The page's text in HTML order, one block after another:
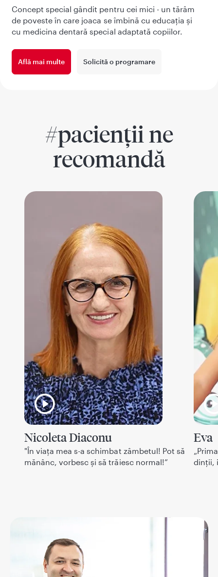
Concept special gândit pentru cei mici - un tărâm
de poveste în care joaca se îmbină cu educația și
cu medicina dentară special adaptată copiilor.
Află mai multe Solicită o programare
#pacienții ne
recomandă
Nicoleta Diaconu
"În viața mea s-a schimbat zâmbetul! Pot să
mănânc, vorbesc și să trăiesc normal!”
Eva
dinții,